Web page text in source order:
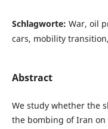
Schlagworte: War, oil
cars, mobility
Abstract
We study whether the
the bombing of Iran on